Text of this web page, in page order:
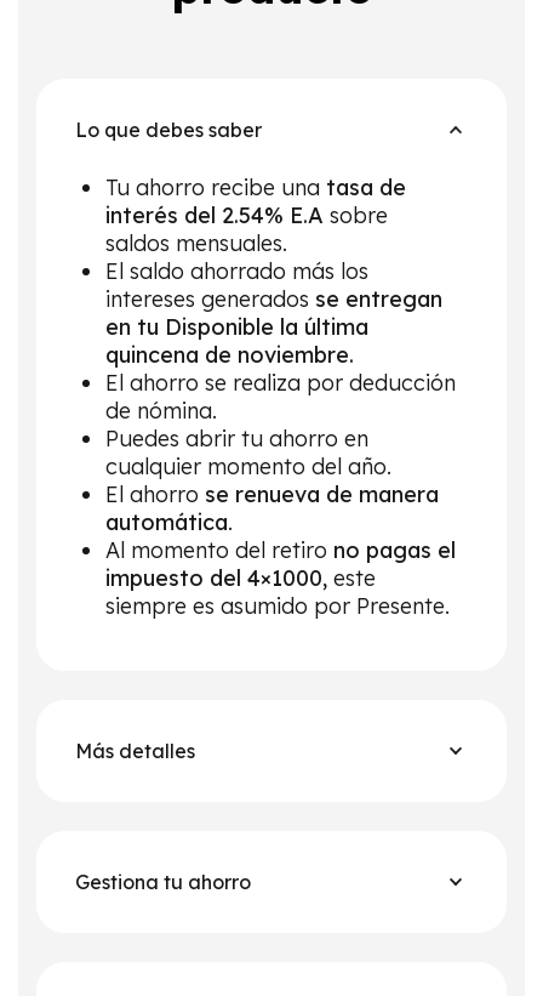
Lo que debes saber
Tu ahorro recibe una tasa de
interés del 2.54% E.A sobre
saldos mensuales.
El saldo ahorrado más los
intereses generados se entregan
en tu Disponible la última
quincena de noviembre.
El ahorro se realiza por deducción
de nómina.
Puedes abrir tu ahorro en
cualquier momento del año.
El ahorro se renueva de manera
automática.
Al momento del retiro no pagas el
impuesto del 4×1000, este
siempre es asumido por Presente.
Más detalles
Gestiona tu ahorro